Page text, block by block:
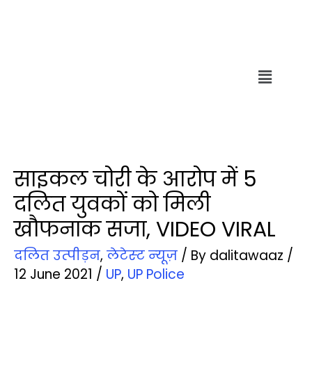
साइकल चोरी के आरोप में 5
दलित युवकों को मिली
खौफनाक सजा, VIDEO VIRAL
दलित उत्‍पीड़न, लेटेस्‍ट न्‍यूज़ / By dalitawaaz /
12 June 2021 / UP, UP Police